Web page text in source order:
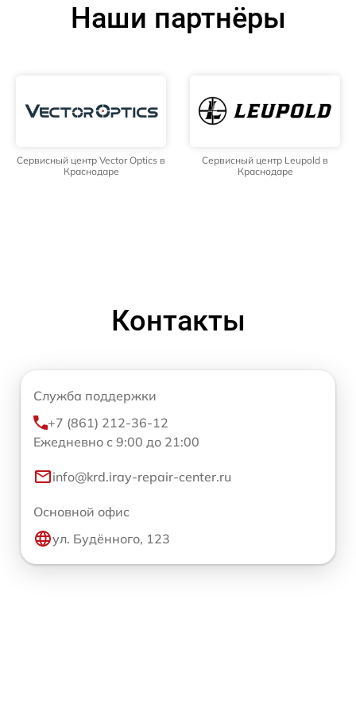
Наши партнёры
Сервисный центр Vector Optics в
Краснодаре
Сервисный центр Leupold в
Краснодаре
Контакты
Служба поддержки
+7 (861) 212-36-12
Ежедневно с 9:00 до 21:00
info@krd.iray-repair-center.ru
Основной офис
ул. Будённого, 123